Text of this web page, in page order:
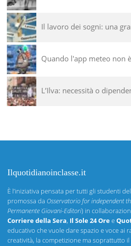
Il lavoro dei sogni: una
Quando l'app meteo non
L’Ilva: necessità o
Ilquotidianoinclasse.it
È l’iniziativa pensata per tutti gli studenti
promossa da Osservatorio for independent
Permanente Giovani-Editori) in
Corriere della Sera, Il Sole 24 Oree
educativo che vuole dare spazio e voce ai
creatività, la competizione ma soprattutto